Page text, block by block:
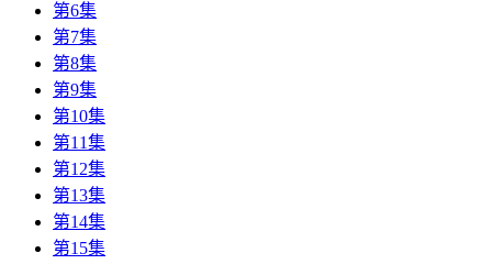
第6集
第7集
第8集
第9集
第10集
第11集
第12集
第13集
第14集
第15集